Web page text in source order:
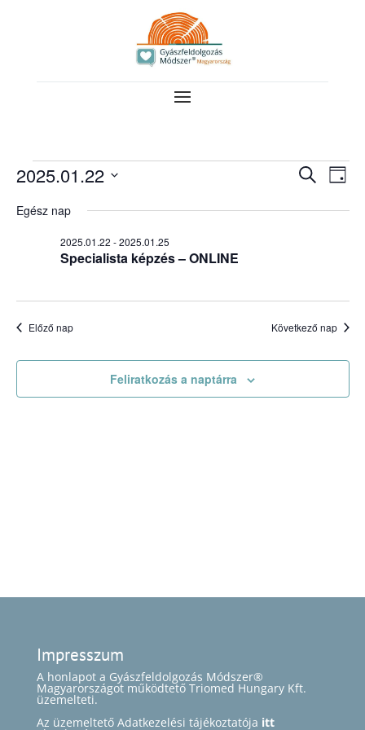
Események
for
2025.01.22
Keresett
Nap
2025.01.22
kiválasztása.
Egész nap
Specialista képzés – ONLINE
2025.01.22 -2025.01.25
Előző nap Következő nap
Feliratkozás a naptárra
Impresszum
A honlapot a Gyászfeldolgozás Módszer®
Magyarországot működtető Triomed Hungary Kft.
üzemelteti.
Az üzemeltető Adatkezelési tájékoztatója itt